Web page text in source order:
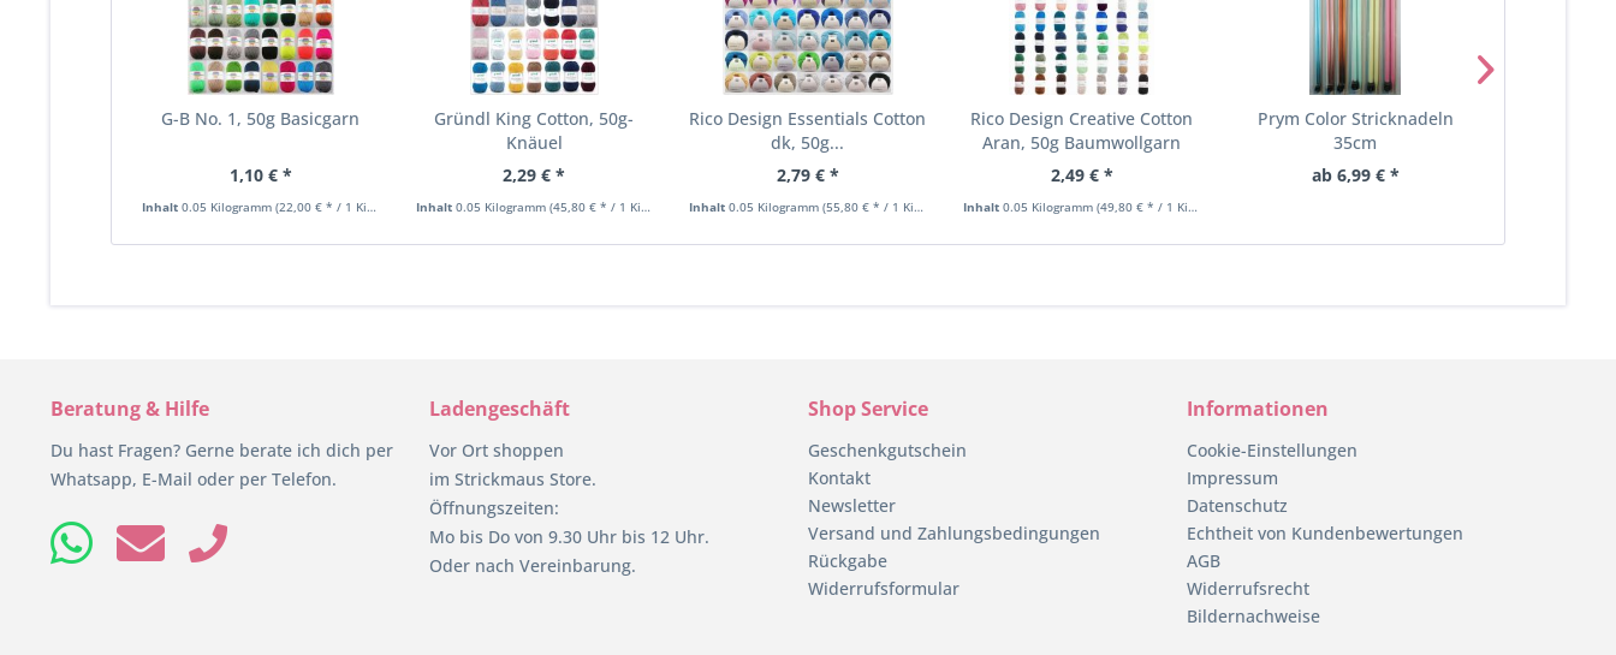
G-B No. 1, 50g Basicgarn
1,10 € *
Inhalt 0.05 Kilogramm (22,00 € * / 1 Kilogramm)
Gründl King Cotton, 50g-
Knäuel
2,29 € *
Inhalt 0.05 Kilogramm (45,80 € * / 1 Kilogramm)
Rico Design Essentials Cotton
dk, 50g...
2,79 € *
Inhalt0.05 Kilogramm(55,80 € * / 1 Kilogramm)
Rico Design Creative Cotton
Aran, 50g Baumwollgarn
2,49 € *
Inhalt 0.05 Kilogramm (49,80 € * / 1 Kilogramm)
Prym Color Stricknadeln
35cm
ab 6,99 € *
Beratung & Hilfe
Du hast Fragen? Gerne berate ich dich per
Whatsapp, E-Mail oder per Telefon.
Ladengeschäft
Vor Ort shoppen
im Strickmaus Store.
Öffnungszeiten:
Mo bis Do von 9.30 Uhr bis 12 Uhr.
Oder nach Vereinbarung.
Shop Service
Geschenkgutschein
Kontakt
Newsletter
Versand und Zahlungsbedingungen
Rückgabe
Widerrufsformular
Informationen
Cookie-Einstellungen
Impressum
Datenschutz
Echtheit von Kundenbewertungen
AGB
Widerrufsrecht
Bildernachweise